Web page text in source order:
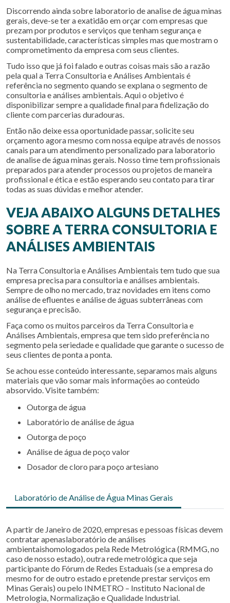
Discorrendo ainda sobre laboratorio de analise de água minas
gerais, deve-se ter a exatidão em orçar com empresas que
prezam por produtos e serviços que tenham segurança e
sustentabilidade, características simples mas que mostram o
comprometimento da empresa com seus clientes.
Tudo isso que já foi falado e outras coisas mais são a razão
pela qual a Terra Consultoria e Análises Ambientais é
referência no segmento quando se explana o segmento de
consultoria e análises ambientais. Aqui o objetivo é
disponibilizar sempre a qualidade final para fidelização do
cliente com parcerias duradouras.
Então não deixe essa oportunidade passar, solicite seu
orçamento agora mesmo com nossa equipe através de nossos
canais para um atendimento personalizado para laboratorio
de analise de água minas gerais. Nosso time tem profissionais
preparados para atender processos ou projetos de maneira
profissional e ética e estão esperando seu contato para tirar
todas as suas dúvidas e melhor atender.
VEJA ABAIXO ALGUNS DETALHES
SOBRE A TERRA CONSULTORIA E
ANÁLISES AMBIENTAIS
Na Terra Consultoria e Análises Ambientais tem tudo que sua
empresa precisa para consultoria e análises ambientais.
Sempre de olho no mercado, traz novidades em itens como
análise de efluentes e análise de águas subterrâneas com
segurança e precisão.
Faça como os muitos parceiros da Terra Consultoria e
Análises Ambientais, empresa que tem sido preferência no
segmento pela seriedade e qualidade que garante o sucesso de
seus clientes de ponta a ponta.
Se achou esse conteúdo interessante, separamos mais alguns
materiais que vão somar mais informações ao conteúdo
absorvido. Visite também:
outorga de água
laboratório de análise de água
outorga de poço
análise de água de poço valor
dosador de cloro para poço artesiano
Laboratório de Análise de Água Minas Gerais
A partir de Janeiro de 2020, empresas e pessoas físicas devem
contratar apenaslaboratório de análises
ambientaishomologados pela Rede Metrológica (RMMG, no
caso de nosso estado), outra rede metrológica que seja
participante do Fórum de Redes Estaduais (se a empresa do
mesmo for de outro estado e pretende prestar serviços em
Minas Gerais) ou pelo INMETRO – Instituto Nacional de
Metrologia, Normalização e Qualidade Industrial.